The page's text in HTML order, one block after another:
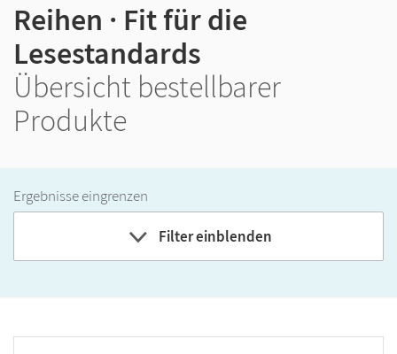
Reihen · Fit für die
Lesestandards
Übersicht bestellbarer
Produkte
Ergebnisse eingrenzen
Filter einblenden
Band
Klassenstufe
GER-Niveau